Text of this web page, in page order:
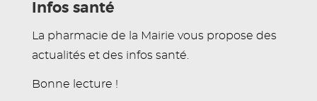
Infos santé
La pharmacie de la Mairie vous propose des
actualités et des infos santé.
Bonne lecture !